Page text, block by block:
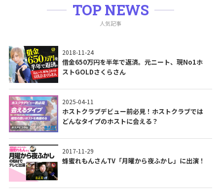
TOP NEWS
人気記事
2018-11-24
借金650万円を半年で返済。元ニート、現No1ホ
ストGOLDさくらさん
2025-04-11
ホストクラブデビュー前必見！ホストクラブでは
どんなタイプのホストに会える？
2017-11-29
蜂蜜れもんさんTV「月曜から夜ふかし」に出演！